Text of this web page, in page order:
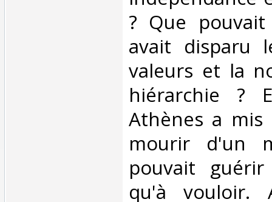
? Que
avait disparu
valeurs et la
hiérarchie ?
Athènes a mis
mourir d'un
pouvait
qu'à vouloir.